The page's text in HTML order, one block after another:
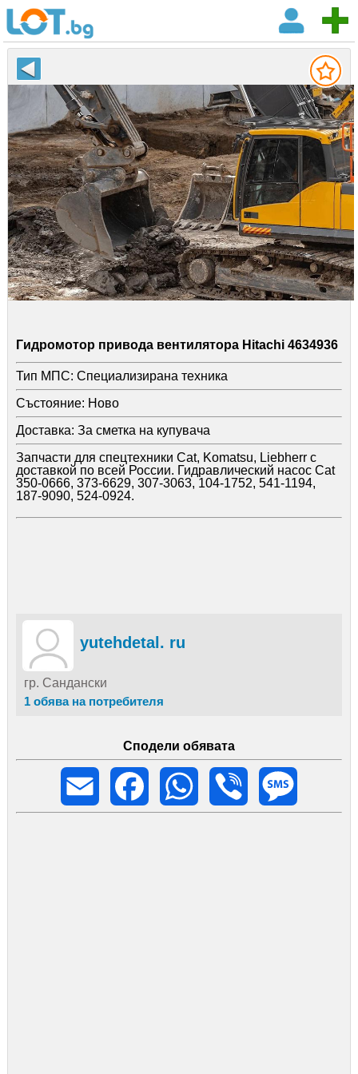
Гидромотор привода вентилятора Hitachi 4634936
Тип МПС: Специализирана техника
Състояние: Ново
Доставка: За сметка на купувача
Запчасти для спецтехники Cat, Komatsu, Liebherr с
доставкой по всей России. Гидравлический насос Cat
350-0666, 373-6629, 307-3063, 104-1752, 541-1194,
187-9090, 524-0924.
yutehdetal. ru
гр. Сандански
1 обява на потребителя
Сподели обявата
Email
Facebook WhatsApp Viber